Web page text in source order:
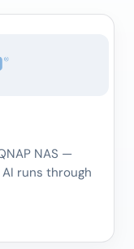
NAS —
runs through